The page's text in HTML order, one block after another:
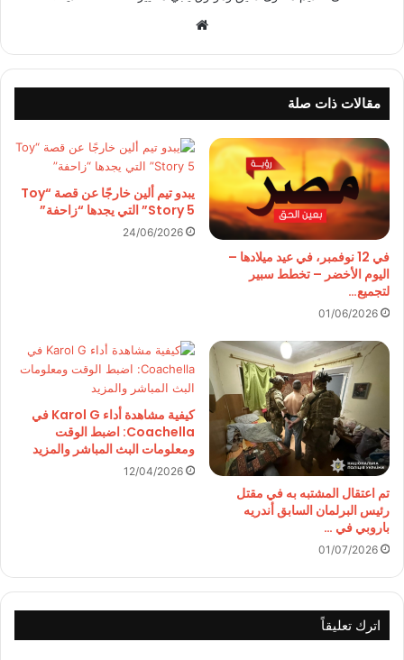
مقالات ذات صلة
في 12 نوفمبر، في عيد ميلادها –
اليوم الأخضر – تخطط سبير
لتجميع…
01/06/2026
يبدو تيم ألين خارجًا عن قصة “Toy
Story 5” التي يجدها “زاحفة”
24/06/2026
تم اعتقال المشتبه به في مقتل
رئيس البرلمان السابق أندريه
باروبي في …
01/07/2026
كيفية مشاهدة أداء Karol G في
Coachella: اضبط الوقت
ومعلومات البث المباشر والمزيد
12/04/2026
اترك تعليقاً